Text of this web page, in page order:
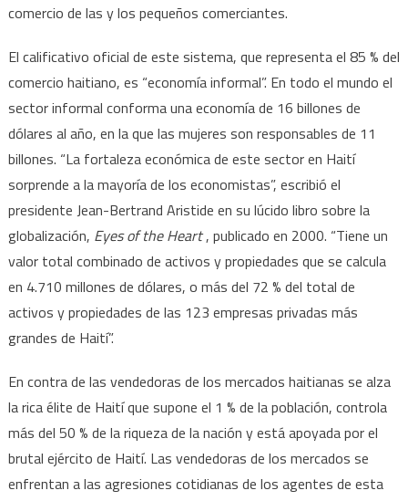
comercio de las y los pequeños comerciantes.
El calificativo oficial de este sistema, que representa el 85 % del
comercio haitiano, es “economía informal”. En todo el mundo el
sector informal conforma una economía de 16 billones de
dólares al año, en la que las mujeres son responsables de 11
billones. “La fortaleza económica de este sector en Haití
sorprende a la mayoría de los economistas”, escribió el
presidente Jean-Bertrand Aristide en su lúcido libro sobre la
globalización, Eyes of the Heart, publicado en 2000. “Tiene un
valor total combinado de activos y propiedades que se calcula
en 4.710 millones de dólares, o más del 72 % del total de
activos y propiedades de las 123 empresas privadas más
grandes de Haití”.
En contra de las vendedoras de los mercados haitianas se alza
la rica élite de Haití que supone el 1 % de la población, controla
más del 50 % de la riqueza de la nación y está apoyada por el
brutal ejército de Haití. Las vendedoras de los mercados se
enfrentan a las agresiones cotidianas de los agentes de esta